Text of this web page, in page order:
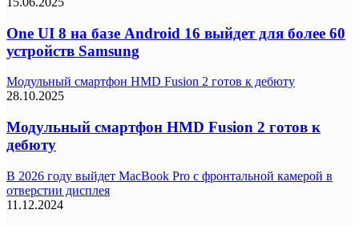
One UI 8 на базе Android 16 выйдет для более 60
устройств Samsung
Модульный смартфон HMD Fusion 2 готов к дебюту
28.10.2025
Модульный смартфон HMD Fusion 2 готов к
дебюту
В 2026 году выйдет MacBook Pro с фронтальной камерой в
отверстии дисплея
11.12.2024